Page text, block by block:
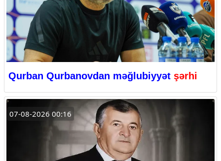
Qurban Qurbanovdan məğlubiyyət şərhi
07-08-2026 00:16